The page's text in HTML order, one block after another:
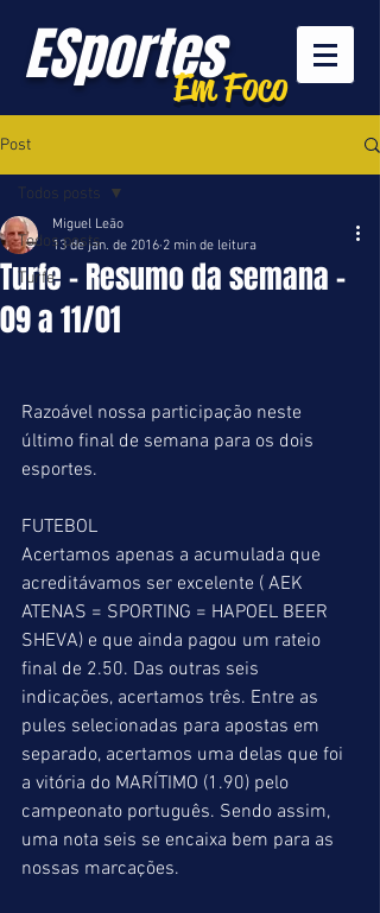
ESportesEm Foco
Post
Todos posts
Turfe
Todos posts
Turfe - Resumo da semana -
09 a 11/01
Miguel Leão
13 de jan. de 2016 2 min de leitura
Razoável nossa participação neste
último final de semana para os dois
esportes.
FUTEBOL
Acertamos apenas a acumulada que
acreditávamos ser excelente ( AEK
ATENAS = SPORTING = HAPOEL BEER
SHEVA) e que ainda pagou um rateio
final de 2.50. Das outras seis
indicações, acertamos três. Entre as
pules selecionadas para apostas em
separado, acertamos uma delas que foi
a vitória do MARÍTIMO (1.90) pelo
campeonato português. Sendo assim,
uma nota seis se encaixa bem para as
nossas marcações.